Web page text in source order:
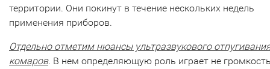
территории. Они покинут в течение нескольких недель
применения приборов.
Отдельно отметим нюансы ультразвукового
комаров. В нем определяющую роль играет не